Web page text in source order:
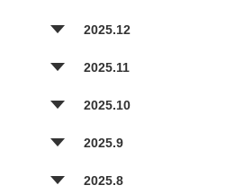
2025.12
2025.11
2025.10
2025.9
2025.8